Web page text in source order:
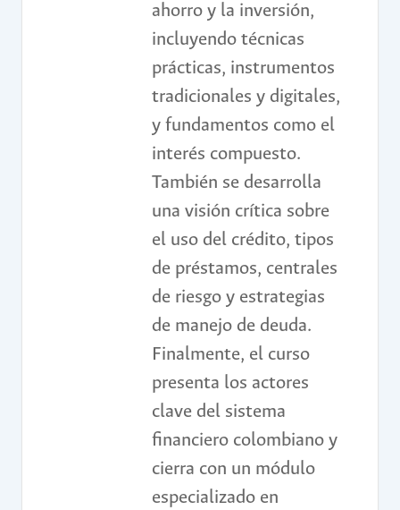
ahorro y la inversión,
incluyendo técnicas
prácticas, instrumentos
tradicionales y digitales,
y fundamentos como el
interés compuesto.
También se desarrolla
una visión crítica sobre
el uso del crédito, tipos
de préstamos, centrales
de riesgo y estrategias
de manejo de deuda.
Finalmente, el curso
presenta los actores
clave del sistema
financiero colombiano y
cierra con un módulo
especializado en